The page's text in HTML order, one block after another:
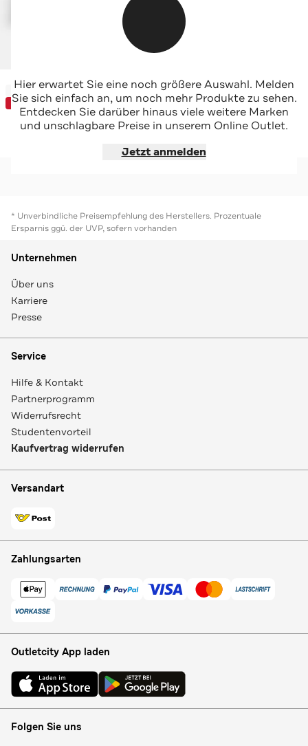
SANETTA
Bluse floral
-62%*
SUNDEAL
Jetzt shoppen
STEIFF
Karohemd dunkelblau-weiß
-40%*
Sale
Jetzt shoppen
Hier erwartet Sie eine noch größere Auswahl. Melden
Sie sich einfach an, um noch mehr Produkte zu sehen.
Entdecken Sie darüber hinaus viele weitere Marken
und unschlagbare Preise in unserem Online Outlet.
Jetzt anmelden
* Unverbindliche Preisempfehlung des Herstellers. Prozentuale
Ersparnis ggü. der UVP, sofern vorhanden
Unternehmen
Über uns
Karriere
Presse
Service
Hilfe & Kontakt
Partnerprogramm
Widerrufsrecht
Studentenvorteil
Kaufvertrag widerrufen
Versandart
Zahlungsarten
Outletcity App laden
Folgen Sie uns